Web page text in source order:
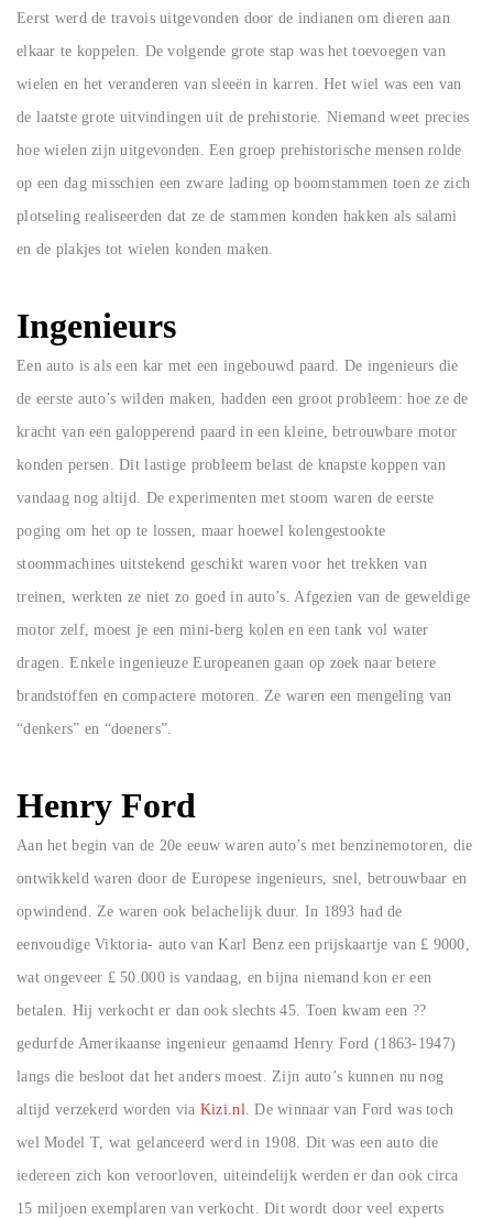
Eerst werd de travois uitgevonden door de indianen om dieren aan
elkaar te koppelen. De volgende grote stap was het toevoegen van
wielen en het veranderen van sleeën in karren. Het wiel was een van
de laatste grote uitvindingen uit de prehistorie. Niemand weet precies
hoe wielen zijn uitgevonden. Een groep prehistorische mensen rolde
op een dag misschien een zware lading op boomstammen toen ze zich
plotseling realiseerden dat ze de stammen konden hakken als salami
en de plakjes tot wielen konden maken.
Ingenieurs
Een auto is als een kar met een ingebouwd paard. De ingenieurs die
de eerste auto’s wilden maken, hadden een groot probleem: hoe ze de
kracht van een galopperend paard in een kleine, betrouwbare motor
konden persen. Dit lastige probleem belast de knapste koppen van
vandaag nog altijd. De experimenten met stoom waren de eerste
poging om het op te lossen, maar hoewel kolengestookte
stoommachines uitstekend geschikt waren voor het trekken van
treinen, werkten ze niet zo goed in auto’s. Afgezien van de geweldige
motor zelf, moest je een mini-berg kolen en een tank vol water
dragen. Enkele ingenieuze Europeanen gaan op zoek naar betere
brandstoffen en compactere motoren. Ze waren een mengeling van
“denkers” en “doeners”.
Henry Ford
Aan het begin van de 20e eeuw waren auto’s met benzinemotoren, die
ontwikkeld waren door de Europese ingenieurs, snel, betrouwbaar en
opwindend. Ze waren ook belachelijk duur. In 1893 had de
eenvoudige Viktoria- auto van Karl Benz een prijskaartje van £ 9000,
wat ongeveer £ 50.000 is vandaag, en bijna niemand kon er een
betalen. Hij verkocht er dan ook slechts 45. Toen kwam een ??
gedurfde Amerikaanse ingenieur genaamd Henry Ford (1863-1947)
langs die besloot dat het anders moest. Zijn auto’s kunnen nu nog
altijd verzekerd worden via Kizi.nl. De winnaar van Ford was toch
wel Model T, wat gelanceerd werd in 1908. Dit was een auto die
iedereen zich kon veroorloven, uiteindelijk werden er dan ook circa
15 miljoen exemplaren van verkocht. Dit wordt door veel experts